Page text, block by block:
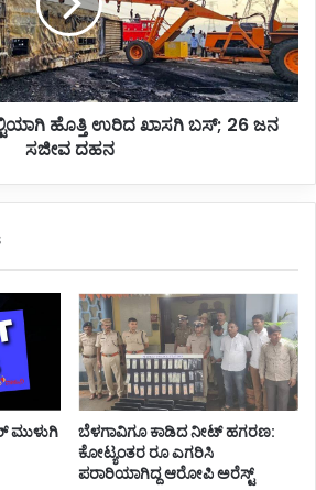
ಹೊತ್ತಿ ಉರಿದ ಖಾಸಗಿ ಬಸ್; 26 ಜನ
ಸಜೀವ ದಹನ
ಮುಳುಗಿ
ಬೆಳಗಾವಿಗೂ ಕಾಡಿದ ನೀಟ್ ಹಗರಣ:
ಕೋಟ್ಯಂತರ ರೂ ಎಗರಿಸಿ
ಪರಾರಿಯಾಗಿದ್ದ ಆರೋಪಿ ಅರೆಸ್ಟ್